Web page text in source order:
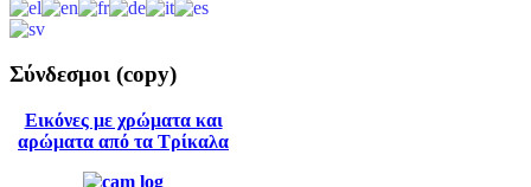
Σύνδεσμοι (copy)
Εικόνες με χρώματα και
αρώματα από τα Τρίκαλα